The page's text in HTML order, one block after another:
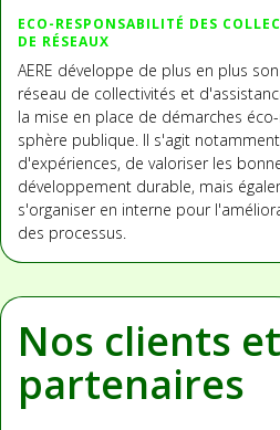
ECO-RESPONSABILITÉ DES
DE RÉSEAUX
AERE développe de plus en plus
réseau de collectivités et
la mise en place de démarches
sphère publique. Il s'agit
d'expériences, de valoriser les
développement durable, mais
s'organiser en interne pour
des processus.
Nos clients et
partenaires